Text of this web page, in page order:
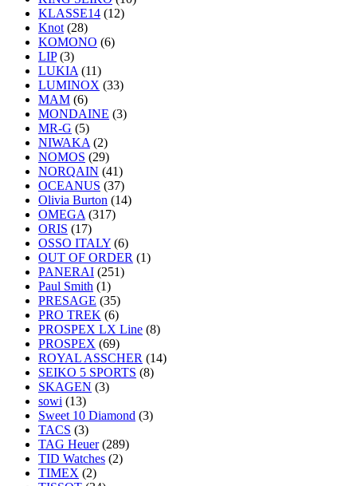
KLASSE14 (12)
Knot (28)
KOMONO (6)
LIP(3)
LUKIA (11)
LUMINOX (33)
MAM (6)
MONDAINE (3)
MR-G (5)
NIWAKA (2)
NOMOS (29)
NORQAIN (41)
OCEANUS (37)
Olivia Burton (14)
OMEGA (317)
ORIS (17)
OSSO ITALY (6)
OUT OF ORDER (1)
PANERAI (251)
Paul Smith (1)
PRESAGE (35)
PRO TREK (6)
PROSPEX LX Line (8)
PROSPEX (69)
ROYAL ASSCHER (14)
SEIKO 5 SPORTS (8)
SKAGEN (3)
sowi (13)
Sweet 10 Diamond (3)
TACS (3)
TAG Heuer(289)
TID Watches (2)
TIMEX (2)